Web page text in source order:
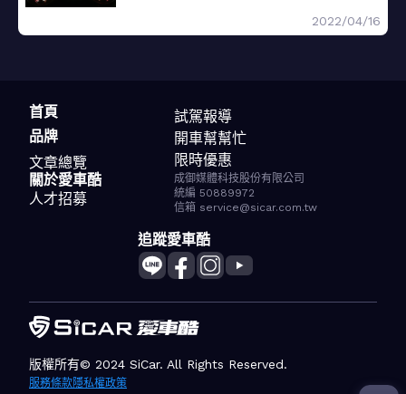
2022/04/16
首頁
品牌
文章總覽
試駕報導
開車幫幫忙
限時優惠
關於愛車酷
人才招募
成御媒體科技股份有限公司
統編 50889972
信箱 service@sicar.com.tw
追蹤愛車酷
版權所有© 2024 SiCar. All Rights Reserved.
服務條款隱私權政策